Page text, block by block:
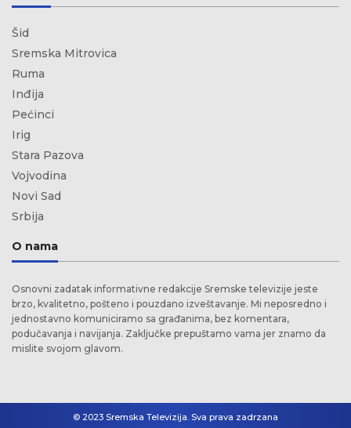
Šid
Sremska Mitrovica
Ruma
Inđija
Pećinci
Irig
Stara Pazova
Vojvodina
Novi Sad
Srbija
O nama
Osnovni zadatak informativne redakcije Sremske televizije jeste
brzo, kvalitetno, pošteno i pouzdano izveštavanje. Mi neposredno i
jednostavno komuniciramo sa građanima, bez komentara,
podučavanja i navijanja. Zaključke prepuštamo vama jer znamo da
mislite svojom glavom.
© 2023 Sremska Televizija. Sva prava zadrzana